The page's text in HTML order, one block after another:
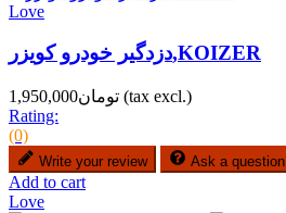
Love
دزدگیر خودرو کویزر,KOIZER
تومان1,950,000 (tax excl.)
Rating:
(0)
Write your review Ask a question
Add to cart
Love